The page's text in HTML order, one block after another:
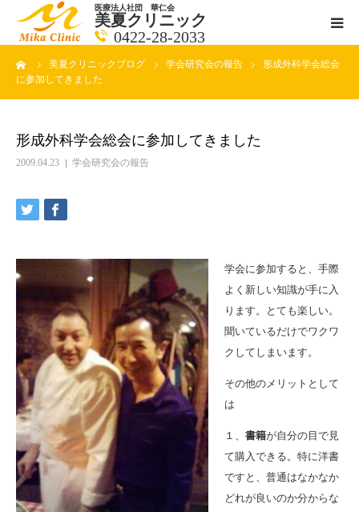
医療法人社団 華仁会
美夏クリニック
0422-28-2033
美夏クリニックブログ 学会研究会の報告
形成外科学会総会
に参加してきました
形成外科学会総会に参加してきました
2009.04.23 学会研究会の報告
学会に参加すると、手際
よく新しい知識が手に入
ります。とても楽しい。
聞いているだけでワクワ
クしてしまいます。
その他のメリットとして
は
１、 書籍が自分の目で見
て購入できる。特に洋書
ですと、普通はなかなか
どれが良いのか分からな
医師紹介
クリニックの紹介
アクセス
ブログ一覧ページ
料金一覧 new